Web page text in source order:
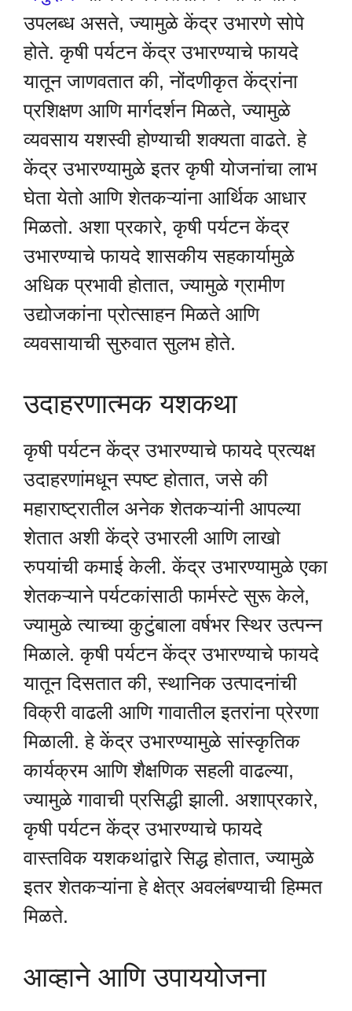
उपलब्ध असते, ज्यामुळे केंद्र उभारणे सोपे
होते. कृषी पर्यटन केंद्र उभारण्याचे फायदे
यातून जाणवतात की, नोंदणीकृत केंद्रांना
प्रशिक्षण आणि मार्गदर्शन मिळते, ज्यामुळे
व्यवसाय यशस्वी होण्याची शक्यता वाढते. हे
केंद्र उभारण्यामुळे इतर कृषी योजनांचा लाभ
घेता येतो आणि शेतकऱ्यांना आर्थिक आधार
मिळतो. अशा प्रकारे, कृषी पर्यटन केंद्र
उभारण्याचे फायदे शासकीय सहकार्यामुळे
अधिक प्रभावी होतात, ज्यामुळे ग्रामीण
उद्योजकांना प्रोत्साहन मिळते आणि
व्यवसायाची सुरुवात सुलभ होते.
उदाहरणात्मक यशकथा
कृषी पर्यटन केंद्र उभारण्याचे फायदे प्रत्यक्ष
उदाहरणांमधून स्पष्ट होतात, जसे की
महाराष्ट्रातील अनेक शेतकऱ्यांनी आपल्या
शेतात अशी केंद्रे उभारली आणि लाखो
रुपयांची कमाई केली. केंद्र उभारण्यामुळे एका
शेतकऱ्याने पर्यटकांसाठी फार्मस्टे सुरू केले,
ज्यामुळे त्याच्या कुटुंबाला वर्षभर स्थिर उत्पन्न
मिळाले. कृषी पर्यटन केंद्र उभारण्याचे फायदे
यातून दिसतात की, स्थानिक उत्पादनांची
विक्री वाढली आणि गावातील इतरांना प्रेरणा
मिळाली. हे केंद्र उभारण्यामुळे सांस्कृतिक
कार्यक्रम आणि शैक्षणिक सहली वाढल्या,
ज्यामुळे गावाची प्रसिद्धी झाली. अशाप्रकारे,
कृषी पर्यटन केंद्र उभारण्याचे फायदे
वास्तविक यशकथांद्वारे सिद्ध होतात, ज्यामुळे
इतर शेतकऱ्यांना हे क्षेत्र अवलंबण्याची हिम्मत
मिळते.
आव्हाने आणि उपाययोजना